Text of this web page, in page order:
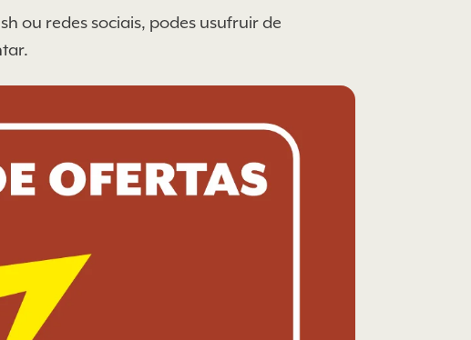
ou redes sociais, podes usufruir de